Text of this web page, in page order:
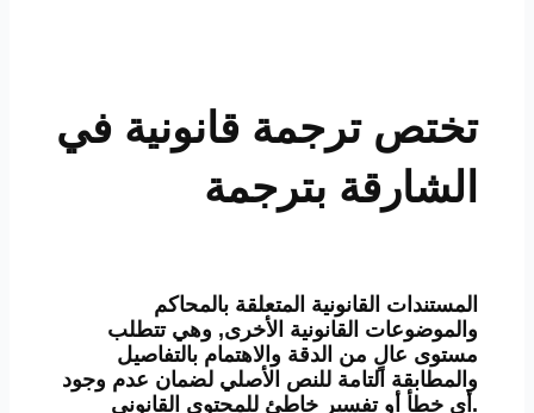
تختص ترجمة قانونية في
الشارقة بترجمة
المستندات القانونية المتعلقة بالمحاكم
والموضوعات القانونية الأخرى, وهي تتطلب
مستوى عالٍ من الدقة والاهتمام بالتفاصيل
والمطابقة التامة للنص الأصلي لضمان عدم وجود
أي خطأ أو تفسير خاطئ للمحتوى القانوني.